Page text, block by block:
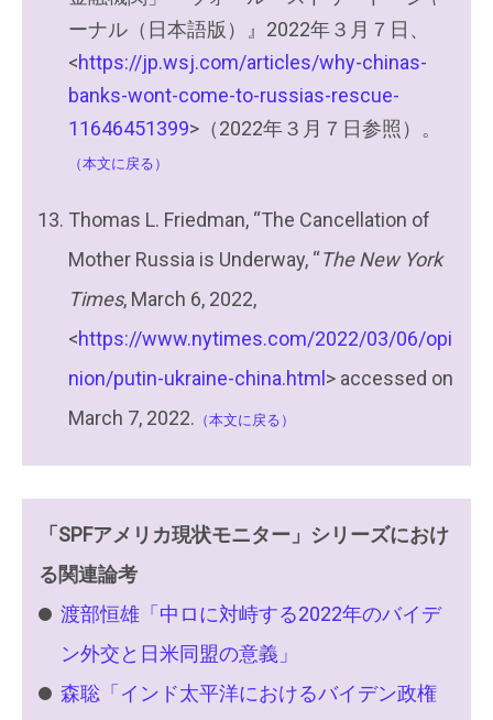
ーナル（日本語版）』2022年３月７日、
<https://jp.wsj.com/articles/why-chinas-
banks-wont-come-to-russias-rescue-
11646451399>（2022年３月７日参照）。
（本文に戻る）
Thomas L. Friedman, “The Cancellation of
Mother Russia is Underway, “The New York
Times, March 6, 2022,
<https://www.nytimes.com/2022/03/06/opi
nion/putin-ukraine-china.html > accessed on
March 7, 2022. （本文に戻る）
「SPFアメリカ現状モニター」シリーズにおけ
る関連論考
渡部恒雄「中ロに対峙する2022年のバイデ
ン外交と日米同盟の意義」
森聡「インド太平洋におけるバイデン政権